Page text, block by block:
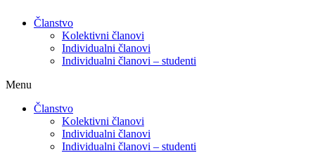
Članstvo
Kolektivni članovi
Individualni članovi
Individualni članovi – studenti
Menu
Članstvo
Kolektivni članovi
Individualni članovi
Individualni članovi – studenti